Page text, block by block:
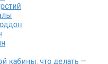
кабины: что делать —